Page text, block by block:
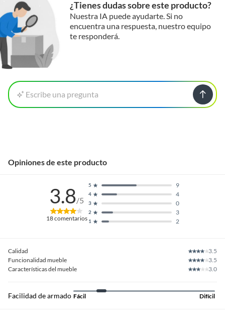
¿Tienes dudas sobre este producto?
Nuestra IA puede ayudarte. Si no
encuentra una respuesta, nuestro equipo
te responderá.
Escribe una pregunta
Opiniones de este producto
3.8/5
18comentarios 1 2
2 3
3 0
4 4
5 9
Calidad
3.5
Funcionalidad mueble
3.5
Características del mueble
3.0
Facilidad de armado Fácil Difícil